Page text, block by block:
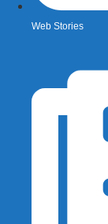
Web Stories